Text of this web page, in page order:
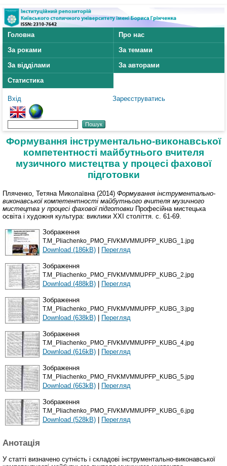
Головна
Про нас
За роками
За темами
За відділами
За авторами
Статистика
Вхід Зареєструватись
Формування інструментально-виконавської
компетентності майбутнього вчителя
музичного мистецтва у процесі фахової
підготовки
Пляченко, Тетяна Миколаївна (2014) Формування інструментально-
виконавської компетентності майбутнього вчителя музичного
мистецтва у процесі фахової підготовки Професійна мистецька
освіта і художня культура: виклики XXI століття. с. 61-69.
Зображення
Т.M_Pliachenko_PMO_FIVKMVMMUPFP_KUBG_1.jpg
Download (186kB) | Перегляд
Зображення
Т.M_Pliachenko_PMO_FIVKMVMMUPFP_KUBG_2.jpg
Download (488kB) | Перегляд
Зображення
Т.M_Pliachenko_PMO_FIVKMVMMUPFP_KUBG_3.jpg
Download (638kB) | Перегляд
Зображення
Т.M_Pliachenko_PMO_FIVKMVMMUPFP_KUBG_4.jpg
Download (616kB) | Перегляд
Зображення
Т.M_Pliachenko_PMO_FIVKMVMMUPFP_KUBG_5.jpg
Download (663kB) | Перегляд
Зображення
Т.M_Pliachenko_PMO_FIVKMVMMUPFP_KUBG_6.jpg
Download (528kB) | Перегляд
Анотація
У статті визначено сутність і складові інструментально-виконавської